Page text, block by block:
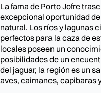
La fama de Porto Jofre
excepcional oportunidad
natural. Los ríos y lagunas
perfectos para la caza de
locales poseen un
posibilidades de un
del jaguar, la región es un
aves, caimanes, capibaras